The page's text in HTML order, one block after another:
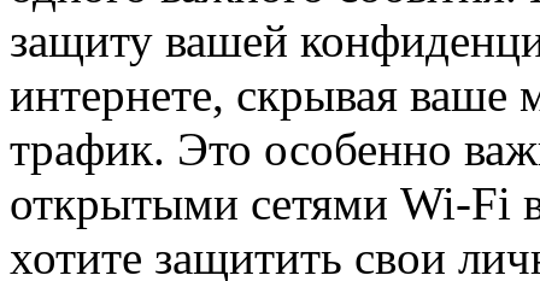
защиту вашей
интернете, скрывая
трафик. Это особенно
открытыми сетями Wi-Fi
хотите защитить свои